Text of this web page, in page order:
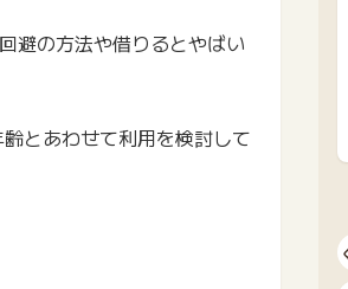
避の方法や借りるとやばい
とあわせて利用を検討して